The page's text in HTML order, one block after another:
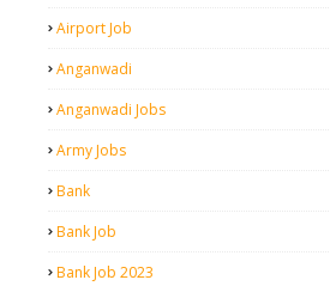
Airport Job
Anganwadi
Anganwadi Jobs
Army Jobs
Bank
Bank Job
Bank Job 2023